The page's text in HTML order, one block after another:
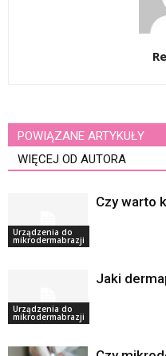
POWIĄZANE ARTYKUŁY
WIĘCEJ OD AUTORA
Urządzenia do
mikrodermabrazji
Czy warto
Urządzenia do
mikrodermabrazji
Jaki